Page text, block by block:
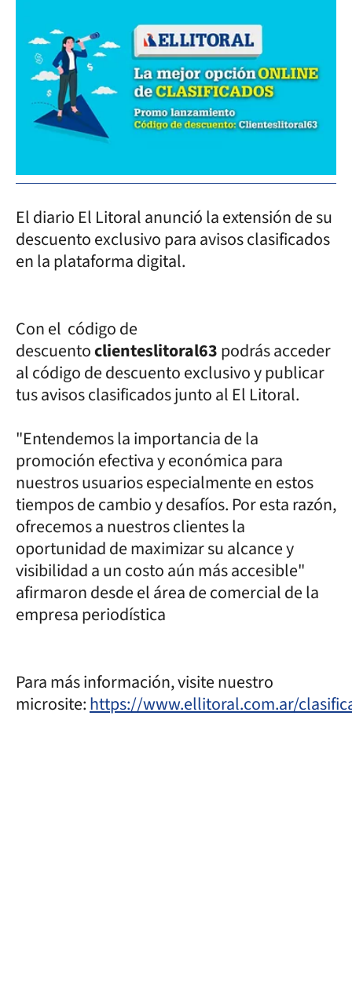
El diario El Litoral anunció la extensión de su
descuento exclusivo para avisos clasificados
en la plataforma digital.
Con el código de
descuentoclienteslitoral63podrás acceder
al código de descuento exclusivo y publicar
tus avisos clasificados junto al El Litoral.
"Entendemos la importancia de la
promoción efectiva y económica para
nuestros usuarios especialmente en estos
tiempos de cambio y desafíos. Por esta razón,
ofrecemos a nuestros clientes la
oportunidad de maximizar su alcance y
visibilidad a un costo aún más accesible"
afirmaron desde el área de comercial de la
empresa periodística
Para más información, visite nuestro
microsite:https://www.ellitoral.com.ar/